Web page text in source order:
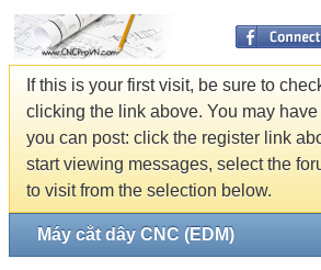
If this is your first visit, be sure to
clicking the link above. You may have
you can post: click the register link
start viewing messages, select the
to visit from the selection below.
Máy cắt dây CNC (EDM)